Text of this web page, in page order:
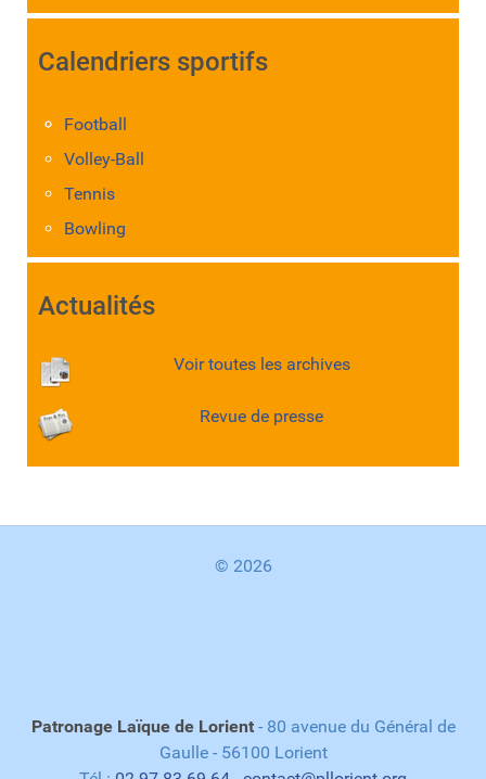
Calendriers sportifs
Football
Volley-Ball
Tennis
Bowling
Actualités
Voir toutes les archives
Revue de presse
© 2026
Patronage Laïque de Lorient - 80 avenue du Général de
Gaulle - 56100 Lorient